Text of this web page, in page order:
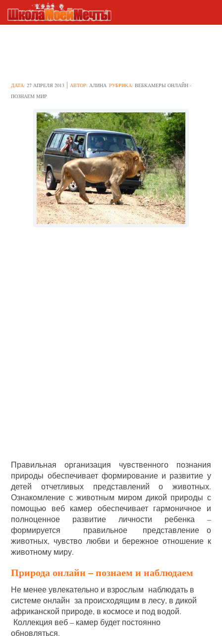
ДАТА:27 АПРЕЛЯ 2013 АВТОР:АЛИНА РУБРИКА:ВЕБКАМЕРЫ ОНЛАЙН -
ПОЗНАЕМ МИР
Правильная организация чувственного познания
природы обеспечивает формирование и развитие у
детей отчетливых представлений о животных.
Ознакомление с животным миром дикой природы с
помощью веб камер обеспечивает гармоничное и
полноценное развитие личности ребенка –
формируется правильное представление о
животных, чувство любви и бережное отношение к
животному миру.
Природа онлайн – познаем и наблюдаем
Не менее увлекательно и взрослым наблюдать в
системе онлайн за происходящим в лесу, в дикой
африканской природе, в космосе и под водой.
Коллекция веб – камер будет постоянно
обновляться.